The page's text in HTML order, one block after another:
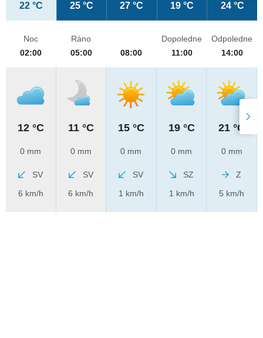
22 °C 25 °C 27 °C 19 °C 24 °C
Noc
02:00
12 °C
0 mm
SV
6 km/h
Ráno
05:00
11 °C
0 mm
SV
6 km/h
08:00
15 °C
0 mm
SV
1 km/h
Dopoledne
11:00
19 °C
0 mm
SZ
1 km/h
Odpoledne
14:00
21 °C
0 mm
Z
5 km/h